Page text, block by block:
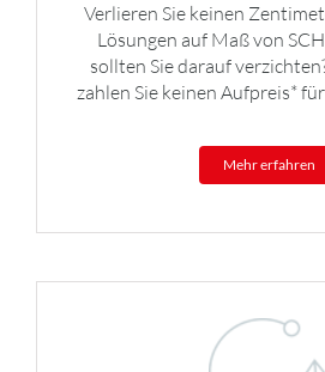
Verlieren Sie keinen
Lösungen auf Maß von
sollten Sie darauf
zahlen Sie keinen Aufpreis*
Mehr erfahren